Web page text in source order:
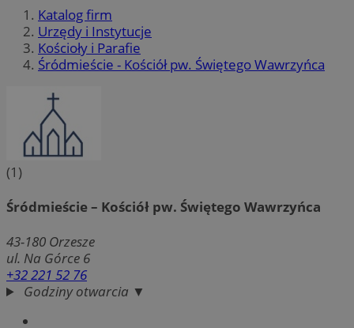
Katalog firm
Urzędy i Instytucje
Kościoły i Parafie
Śródmieście - Kościół pw. Świętego Wawrzyńca
(1)
Śródmieście – Kościół pw. Świętego Wawrzyńca
43-180 Orzesze
ul. Na Górce 6
+32 221 52 76
Godziny otwarcia ▼